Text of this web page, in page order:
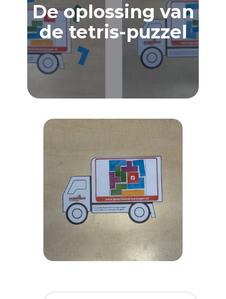
De oplossing van
de tetris-puzzel